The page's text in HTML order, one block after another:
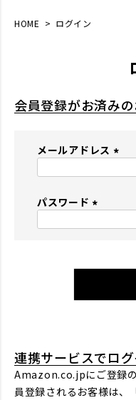
HOME ログイン
会員登録がお済み
メールアドレス
パスワード
)
連携サービスでロ
Amazon.co.jpにご登録
員登録されるお客様は、